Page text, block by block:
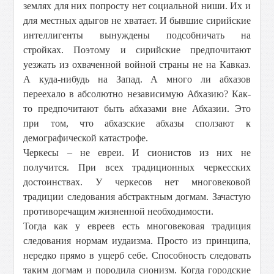
землях для них попросту нет социальной ниши. Их и
для местных адыгов не хватает. И бывшие сирийские
интеллигенты вынуждены подсобничать на
стройках. Поэтому и сирийские предпочитают
уезжать из охваченной войной страны не на Кавказ.
А куда-нибудь на Запад. А много ли абхазов
переехало в абсолютно независимую Абхазию? Как-
то предпочитают быть абхазами вне Абхазии. Это
при том, что абхазские абхазы сползают к
демографической катастрофе.
Черкесы – не евреи. И сионистов из них не
получится. При всех традиционных черкесских
достоинствах. У черкесов нет многовековой
традиции следования абстрактным догмам. Зачастую
противоречащим жизненной необходимости.
Тогда как у евреев есть многовековая традиция
следования нормам иудаизма. Просто из принципа,
нередко прямо в ущерб себе. Способность следовать
таким догмам и породила сионизм. Когда городские